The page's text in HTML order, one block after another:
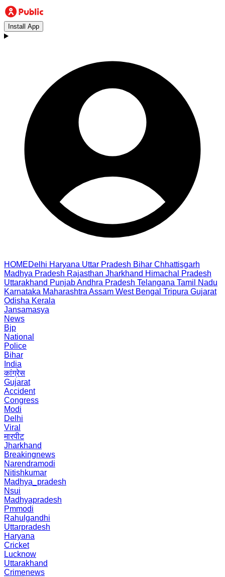
Install App
HOMEDelhi Haryana Uttar Pradesh Bihar Chhattisgarh
Madhya Pradesh Rajasthan Jharkhand Himachal Pradesh
Uttarakhand PunjabAndhra Pradesh Telangana Tamil Nadu
Karnataka Maharashtra Assam West Bengal Tripura Gujarat
Odisha Kerala
Jansamasya
News
Bjp
National
Police
Bihar
India
कांग्रेस
Gujarat
Accident
Congress
Modi
Delhi
Viral
मारपीट
Jharkhand
Breakingnews
Narendramodi
Nitishkumar
Madhya_pradesh
Nsui
Madhyapradesh
Pmmodi
Rahulgandhi
Uttarpradesh
Haryana
Cricket
Lucknow
Uttarakhand
Crimenews